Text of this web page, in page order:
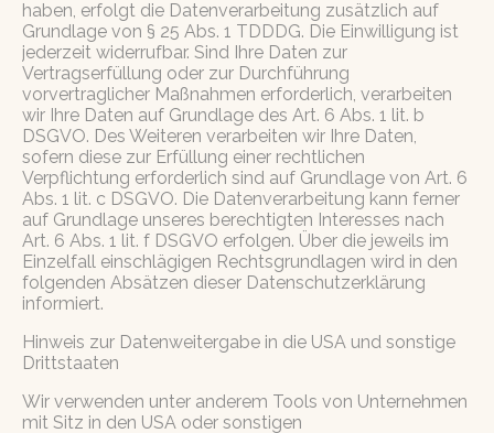
haben, erfolgt die Datenverarbeitung zusätzlich auf
Grundlage von § 25 Abs. 1 TDDDG. Die Einwilligung ist
jederzeit widerrufbar. Sind Ihre Daten zur
Vertragserfüllung oder zur Durchführung
vorvertraglicher Maßnahmen erforderlich, verarbeiten
wir Ihre Daten auf Grundlage des Art. 6 Abs. 1 lit. b
DSGVO. Des Weiteren verarbeiten wir Ihre Daten,
sofern diese zur Erfüllung einer rechtlichen
Verpflichtung erforderlich sind auf Grundlage von Art. 6
Abs. 1 lit. c DSGVO. Die Datenverarbeitung kann ferner
auf Grundlage unseres berechtigten Interesses nach
Art. 6 Abs. 1 lit. f DSGVO erfolgen. Über die jeweils im
Einzelfall einschlägigen Rechtsgrundlagen wird in den
folgenden Absätzen dieser Datenschutzerklärung
informiert.
Hinweis zur Datenweitergabe in die USA und sonstige
Drittstaaten
Wir verwenden unter anderem Tools von Unternehmen
mit Sitz in den USA oder sonstigen